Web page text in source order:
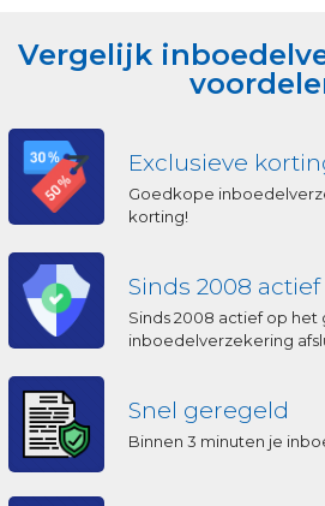
Vergelijk
Exclusieve
Goedkope
korting!
Sinds 2008 actief
Sinds 2008 actief op het
inboedelverzekering
Snel geregeld
Binnen 3 minuten je